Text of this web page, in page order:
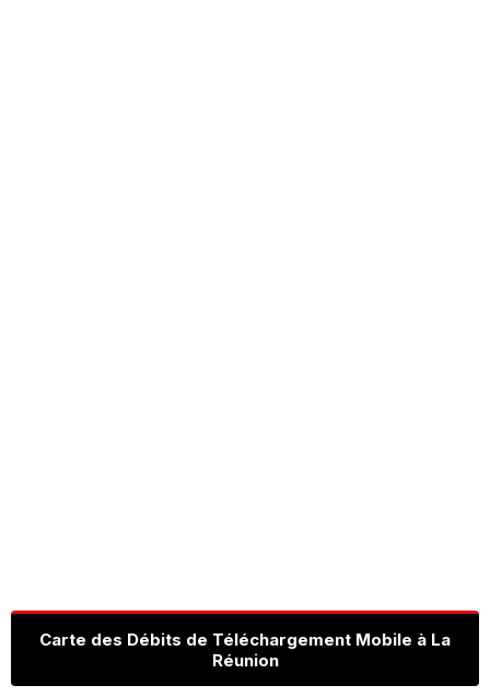
Carte des Débits de Téléchargement Mobile à La
Réunion